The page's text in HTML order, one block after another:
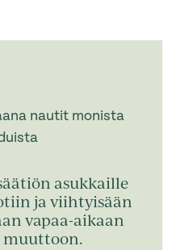
nautit monista
asukkaille
ja viihtyisään
vapaa-aikaan
muuttoon.